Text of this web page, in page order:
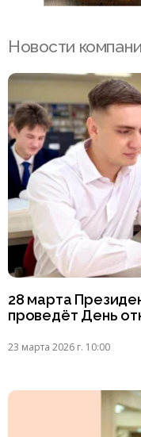
Новости
28 марта
проведёт День
23 марта 2026 г. 10:00